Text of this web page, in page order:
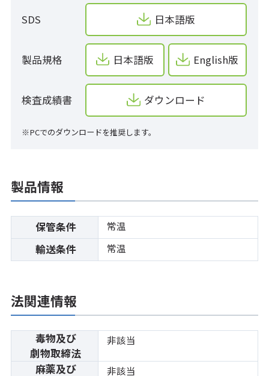
SDS 日本語版
製品規格 日本語版 English版
検査成績書 ダウンロード
※PCでのダウンロードを推奨します。
製品情報
保管条件 常温
輸送条件 常温
法関連情報
毒物及び
劇物取締法
非該当
麻薬及び 非該当